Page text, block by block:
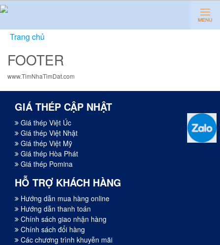
Trang chủ
FOOTER
www.TimNhaTimDat.com
GIÁ THÉP CẬP NHẬT
Giá thép Việt Úc
Giá thép Việt Nhật
Giá thép Việt Mỹ
Giá thép Hòa Phát
Giá thép Pomina
HỖ TRỢ KHÁCH HÀNG
Hướng dẫn mua hàng online
Hướng dẫn thanh toán
Chính sách giao nhận hàng
Chính sách đổi hàng
Các chương trình khuyễn mãi